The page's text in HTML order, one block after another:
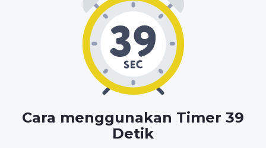
Cara menggunakan Timer 39
Detik
00 : 39